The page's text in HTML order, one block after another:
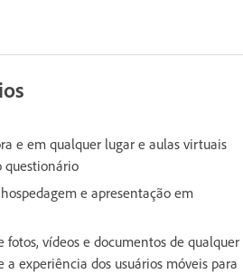
e em qualquer lugar e aulas virtuais
e apresentação em
vídeos e documentos de qualquer
a experiência dos usuários móveis para